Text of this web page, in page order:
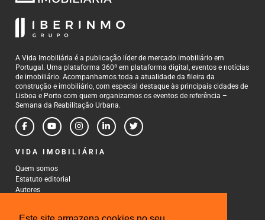
A Vida Imobiliária é a publicação líder de mercado imobiliário em
Portugal. Uma plataforma 360º em plataforma digital, eventos e notícias
de imobiliário. Acompanhamos toda a atualidade da fileira da
construção e imobiliário, com especial destaque às principais cidades de
Lisboa e Porto com quem organizamos os eventos de referência –
Semana da Reabilitação Urbana.
VIDA IMOBILIÁRIA
Quem somos
Estatuto editorial
Autores